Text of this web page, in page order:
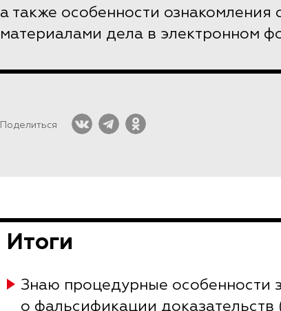
а также особенности ознакомления
материалами дела в электронном
Поделиться
Итоги
Знаю процедурные особенности
о фальсификации доказательств